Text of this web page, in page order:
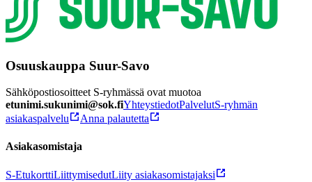
Osuuskauppa Suur-Savo
Sähköpostiosoitteet S-ryhmässä ovat muotoa
etunimi.sukunimi@sok.fiYhteystiedotPalvelutS-ryhmän
asiakaspalvelu
Anna palautetta
Asiakasomistaja
S-EtukorttiLiittymisedutLiity asiakasomistajaksi